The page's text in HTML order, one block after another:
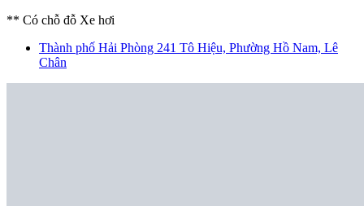
** Có chỗ đỗ Xe hơi
Thành phố Hải Phòng 241 Tô Hiệu, Phường Hồ Nam, Lê
Chân